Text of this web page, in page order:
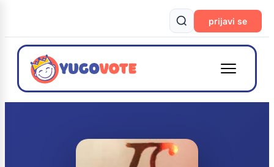
prijavi se